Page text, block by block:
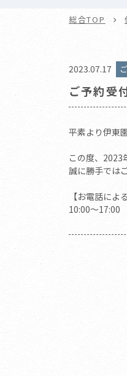
総合TOP
2023.07.17
ご予約受
平素より伊東
この度、2023
誠に勝手では
【お電話によ
10:00～17:00